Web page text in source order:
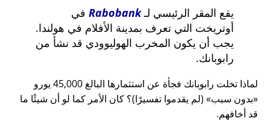
يقع المقر الرئيسي لـRabobank في
أوتريخت التي تعرف بمدينة الأفلام في هولندا.
يجب أن يكون المخرب الهوليوودي قد نشأ من
رابوبانك.
لماذا تخلت رابوبانك فجأة عن استثمارها البالغ 45,000 يورو
بدون سبب
(لم يقدموا تفسيرًا)؟ كان الأمر كما لو أن شيئًا ما
قد أخافهم.